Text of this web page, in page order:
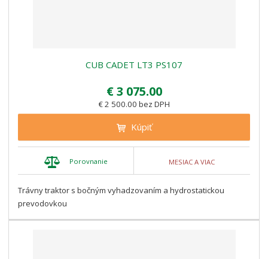
CUB CADET LT3 PS107
€ 3 075.00
€ 2 500.00 bez DPH
Kúpiť
Porovnanie MESIAC A VIAC
Trávny traktor s bočným vyhadzovaním a hydrostatickou
prevodovkou